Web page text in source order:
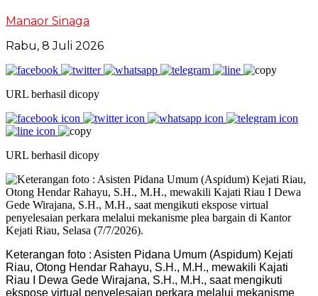
Manaor Sinaga
Rabu, 8 Juli 2026
URL berhasil dicopy
URL berhasil dicopy
Keterangan foto : Asisten Pidana Umum (Aspidum) Kejati
Riau, Otong Hendar Rahayu, S.H., M.H., mewakili Kajati
Riau I Dewa Gede Wirajana, S.H., M.H., saat mengikuti
ekspose virtual penyelesaian perkara melalui mekanisme